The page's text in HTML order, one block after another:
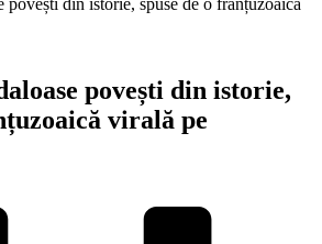
povești din istorie,
virală pe